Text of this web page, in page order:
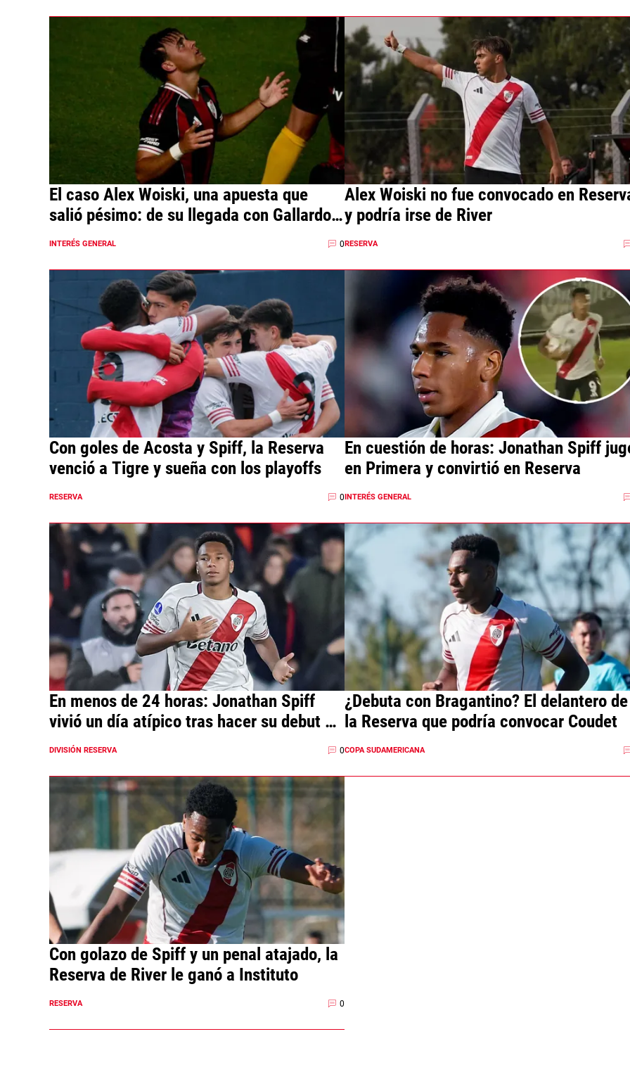
El caso Alex Woiski, una apuesta que
salió pésimo: de su llegada con Gallardo a
irse sin debutar en River
INTERÉS GENERAL 0
Alex Woiski no fue convocado en
y podría irse de River
RESERVA
Con goles de Acosta y Spiff, la Reserva
venció a Tigre y sueña con los playoffs
RESERVA 0
En cuestión de horas: Jonathan Spiff
en Primera y convirtió en Reserva
INTERÉS GENERAL
En menos de 24 horas: Jonathan Spiff
vivió un día atípico tras hacer su debut en
la Primera de River
DIVISIÓN RESERVA 0
¿Debuta con Bragantino? El delantero de
la Reserva que podría convocar Coudet
COPA SUDAMERICANA
Con golazo de Spiff y un penal atajado, la
Reserva de River le ganó a Instituto
RESERVA 0